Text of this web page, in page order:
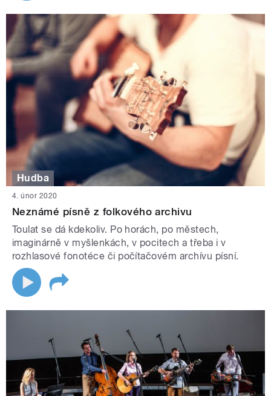
Hudba
4. únor 2020
Neznámé písně z folkového archivu
Toulat se dá kdekoliv. Po horách, po městech,
imaginárně v myšlenkách, v pocitech a třeba i v
rozhlasové fonotéce či počítačovém archívu písní.